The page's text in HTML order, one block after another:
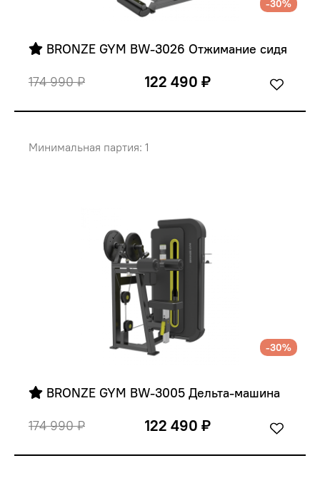
-30%
BRONZE GYM BW-3026 Отжимание сидя
174 990 ₽
122 490 ₽
Минимальная партия: 1
-30%
BRONZE GYM BW-3005 Дельта-машина
174 990 ₽
122 490 ₽